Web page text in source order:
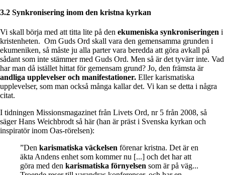
3.2 Synkronisering inom den kristna kyrkan
Vi skall börja med att titta lite på den ekumeniska synkroniseringen i
kristenheten. Om Guds Ord skall vara den gemensamma grunden i
ekumeniken, så måste ju alla parter vara beredda att göra avkall på
sådant som inte stämmer med Guds Ord. Men så är det tyvärr inte. Vad
har man då istället hittat för gemensam grund? Jo, den främsta är
andliga upplevelser och manifestationer. Eller karismatiska
upplevelser, som man också många kallar det. Vi kan se detta i några
citat.
I tidningen Missionsmagazinet från Livets Ord, nr 5 från 2008, så
säger Hans Weichbrodt så här (han är präst i Svenska kyrkan och
inspiratör inom Oas-rörelsen):
”Den karismatiska väckelsen förenar kristna. Det är en
äkta Andens enhet som kommer nu [...] och det har att
göra med den karismatiska förnyelsen som är på väg...